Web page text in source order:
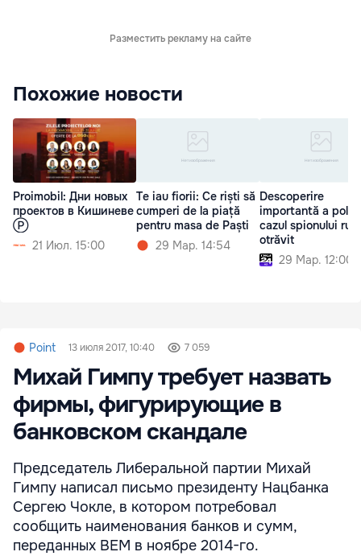
Разместить рекламу на сайте
Похожие новости
Proimobil: Дни новых
проектов в Кишиневе
Ⓟ
21 Июл. 15:00
Te iau fiorii: Ce riști să
cumperi de la piață
pentru masa de Paști
29 Мар. 14:54
Descoperire
importantă a
cazul spionului rus
otrăvit
29 Мар. 12:00
Point 13 июля 2017, 10:40 7 059
Михай Гимпу требует назвать
фирмы, фигурирующие в
банковском скандале
Председатель Либеральной партии Михай
Гимпу написал письмо президенту Нацбанка
Сергею Чокле, в котором потребовал
сообщить наименования банков и сумм,
переданных BEM в ноябре 2014-го.